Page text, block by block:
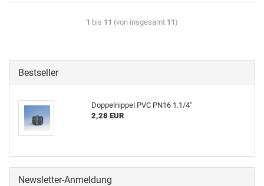
1 bis 11 (von insgesamt 11)
Bestseller
Dop­pel­nip­pel PVC PN16 1.1/4"
2,28 EUR
Newsletter-Anmeldung